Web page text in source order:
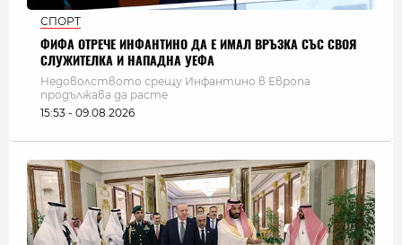
СПОРТ
ФИФА ОТРЕЧЕ ИНФАНТИНО ДА Е ИМАЛ ВРЪЗКА СЪС СВОЯ
СЛУЖИТЕЛКА И НАПАДНА УЕФА
Недоволството срещу Инфантино в Европа
продължава да расте
15:53 - 09.08.2026